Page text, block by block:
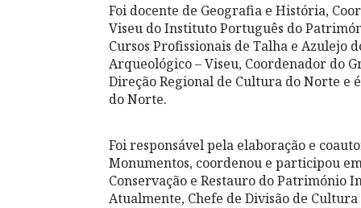
Foi docente de Geografia e História,
Viseu do Instituto Português do
Cursos Profissionais de Talha e
Arqueológico – Viseu, Coordenador do
Direção Regional de Cultura do Norte e
do Norte.
Foi responsável pela elaboração e
Monumentos, coordenou e participou
Conservação e Restauro do Património
Atualmente, Chefe de Divisão de